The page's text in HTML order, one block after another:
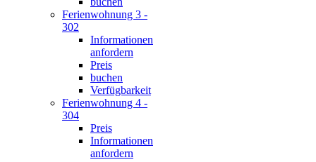
Ferienwohnung 3 -
302
Informationen
anfordern
Preis
buchen
Verfügbarkeit
Ferienwohnung 4 -
304
Preis
Informationen
anfordern